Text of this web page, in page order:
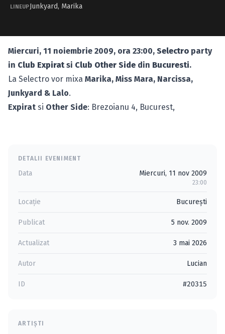
LINEUPJunkyard, Marika
Miercuri, 11 noiembrie 2009, ora 23:00, Selectro party
in Club Expiratsi Club Other Side din Bucuresti.
La Selectro vor mixa Marika, Miss Mara, Narcissa,
Junkyard & Lalo.
Expirat si Other Side: Brezoianu 4, Bucurest,
DETALII EVENIMENT
Data Miercuri, 11 nov 2009
23:00
Locație Bucureşti
Publicat 5 nov. 2009
Actualizat 3 mai 2026
Autor Lucian
ID #20315
ARTIȘTI